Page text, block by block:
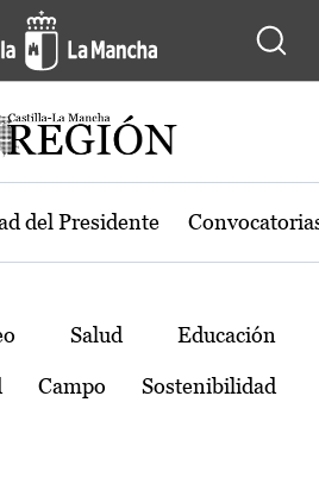
de Castilla-La
del Presidente
Salud Educación
Campo Sostenibilidad